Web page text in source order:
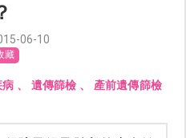
06-10
藏
病 、 遺傳篩檢 、 產前遺傳篩檢